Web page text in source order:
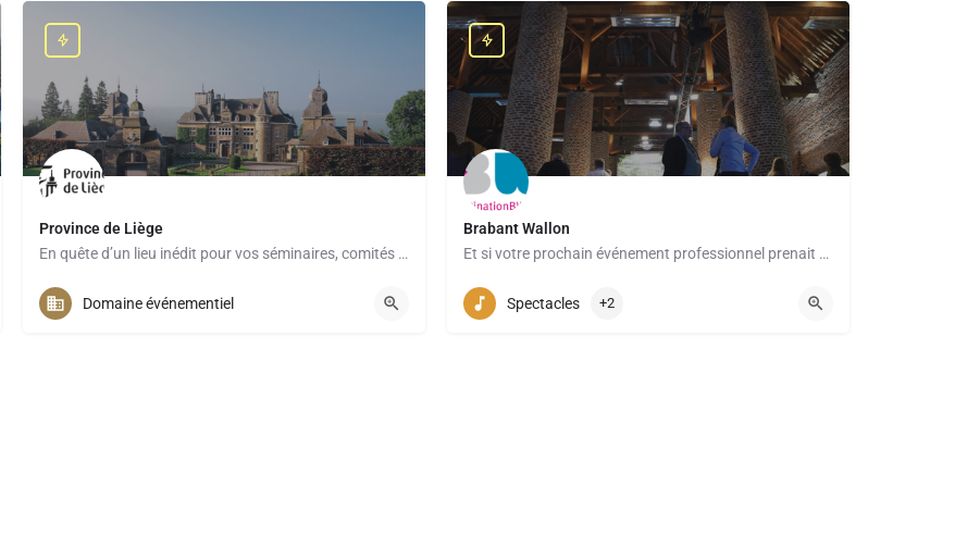
Province de Liège
En quête d’un lieu inédit pour vos séminaires, comités d’entreprise, teambuilding ou événements à moins de 2h…
+32 (0)4/279.50.89
Domaine événementiel
Brabant Wallon
Et si votre prochain événement professionnel prenait une tout autre dimension ? À seulement quelques…
+32 (0)10 23 69 76
Spectacles +2